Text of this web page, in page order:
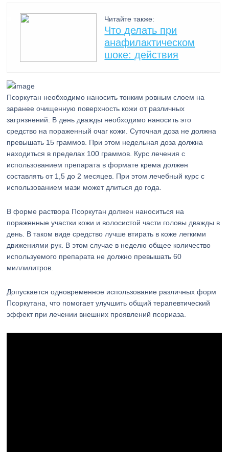
Читайте также:
Что делать при
анафилактическом
шоке: действия
Псоркутан необходимо наносить тонким ровным слоем на
заранее очищенную поверхность кожи от различных
загрязнений. В день дважды необходимо наносить это
средство на пораженный очаг кожи. Суточная доза не должна
превышать 15 граммов. При этом недельная доза должна
находиться в пределах 100 граммов. Курс лечения с
использованием препарата в формате крема должен
составлять от 1,5 до 2 месяцев. При этом лечебный курс с
использованием мази может длиться до года.
В форме раствора Псоркутан должен наноситься на
пораженные участки кожи и волосистой части головы дважды в
день. В таком виде средство лучше втирать в коже легкими
движениями рук. В этом случае в неделю общее количество
используемого препарата не должно превышать 60
миллилитров.
Допускается одновременное использование различных форм
Псоркутана, что помогает улучшить общий терапевтический
эффект при лечении внешних проявлений псориаза.